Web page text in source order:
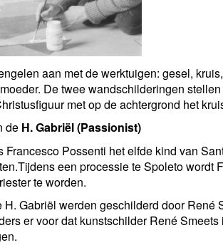
aan met de werktuigen: gesel,
De twee wandschilderingen
met op de achtergrond het
de H. Gabriël (Passionist)
Possenti het elfde kind van
een processie te Spoleto wordt
te worden.
Gabriël werden geschilderd door René
er voor dat kunstschilder René